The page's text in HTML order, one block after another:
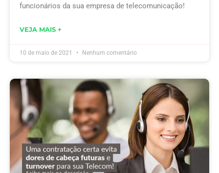
funcionários da sua empresa de telecomunicação!
VEJA MAIS +
10 de maio de 2021 Nenhum comentário